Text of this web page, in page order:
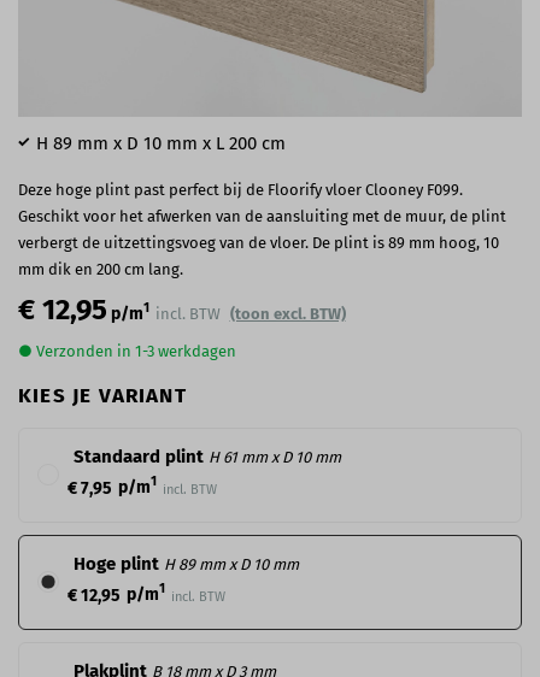
€ 12,95 p/m1 incl. BTW (toon excl. BTW)
● Verzonden in 1-3 werkdagen
KIES JE VARIANT
Standaard plint H 61 mm x D 10 mm
€ 7,95 p/m1 incl. BTW
Hoge plint H 89 mm x D 10 mm
€ 12,95 p/m1 incl. BTW
Plakplint B 18 mm x D 3 mm
H 89 mm x D 10 mm x L 200 cm
Deze hoge plint past perfect bij de Floorify vloer Clooney F099.
Geschikt voor het afwerken van de aansluiting met de muur, de plint
verbergt de uitzettingsvoeg van de vloer. De plint is 89 mm hoog, 10
mm dik en 200 cm lang.